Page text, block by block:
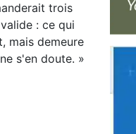
trois
: ce qui
mais demeure
s'en doute. »